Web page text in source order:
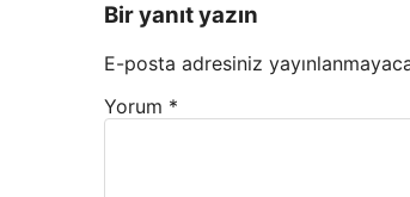
Bir yanıt yazın
E-posta adresiniz
Yorum *